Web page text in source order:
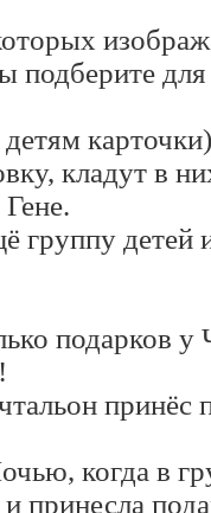
подберите
кладут в
группу детей
подарков
принёс
когда в
принесла